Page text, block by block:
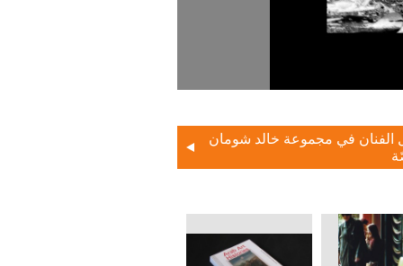
الفنان في مجموعة خالد شومان